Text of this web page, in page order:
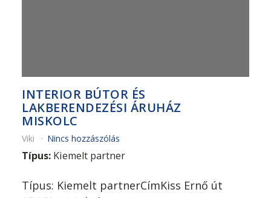
INTERIOR BÚTOR ÉS
LAKBERENDEZÉSI ÁRUHÁZ
MISKOLC
Viki Nincs hozzászólás
Típus: Kiemelt partner
Típus: Kiemelt partnerCímKiss Ernő út